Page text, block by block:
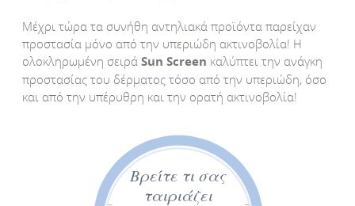
Μέχρι τώρα τα συνήθη αντηλιακά προϊόντα παρείχαν
προστασία μόνο από την υπεριώδη ακτινοβολία! Η
ολοκληρωμένη σειράSun Screen καλύπτει την ανάγκη
προστασίας του δέρματος τόσο από την υπεριώδη, όσο
και από την υπέρυθρη και την ορατή ακτινοβολία!
Βρείτε τι σας
ταιριάζει